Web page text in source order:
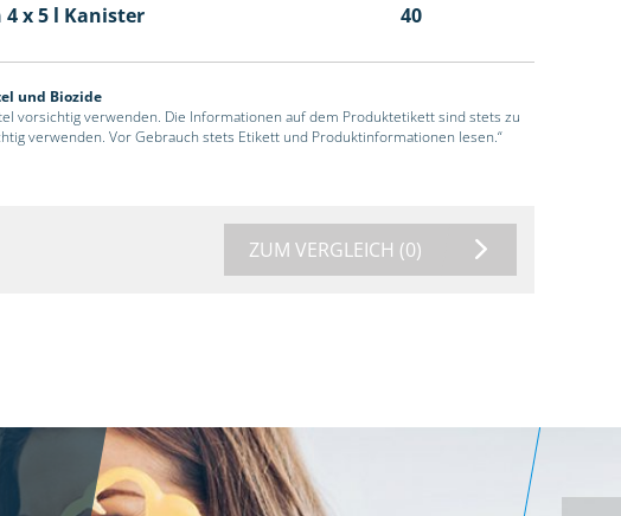
x 5 l Kanister 40
und Biozide
vorsichtig verwenden. Die Informationen auf dem Produktetikett sind stets zu
verwenden. Vor Gebrauch stets Etikett und Produktinformationen lesen.“
ZUM VERGLEICH (0)